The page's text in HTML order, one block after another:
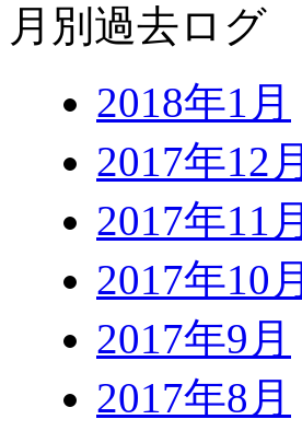
月別過去ログ
2018年1月
2017年12月
2017年11月
2017年10月
2017年9月
2017年8月